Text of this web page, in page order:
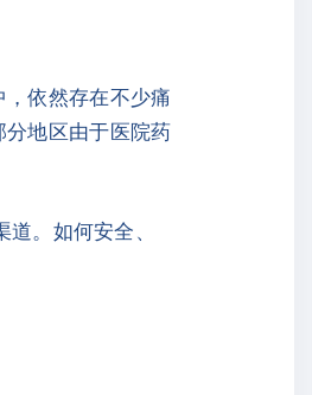
依然存在不少痛
地区由于医院药
。如何安全、